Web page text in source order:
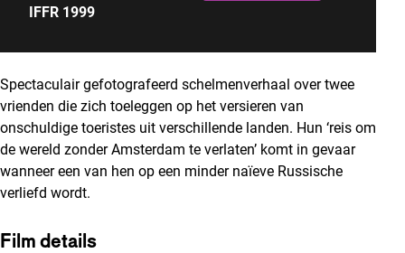
IFFR 1999
Spectaculair gefotografeerd schelmenverhaal over twee
vrienden die zich toeleggen op het versieren van
onschuldige toeristes uit verschillende landen. Hun ‘reis om
de wereld zonder Amsterdam te verlaten’ komt in gevaar
wanneer een van hen op een minder naïeve Russische
verliefd wordt.
Film details